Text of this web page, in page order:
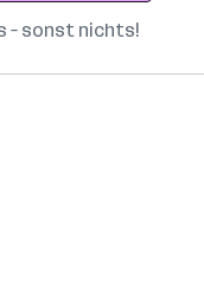
– sonst nichts!